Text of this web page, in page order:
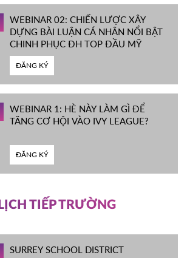
WEBINAR 02: CHIẾN LƯỢC XÂY
DỰNG BÀI LUẬN CÁ NHÂN NỔI BẬT
CHINH PHỤC ĐH TOP ĐẦU MỸ
ĐĂNG KÝ
WEBINAR 1: HÈ NÀY LÀM GÌ ĐỂ
TĂNG CƠ HỘI VÀO IVY LEAGUE?
ĐĂNG KÝ
LỊCH TIẾP TRƯỜNG
SURREY SCHOOL DISTRICT